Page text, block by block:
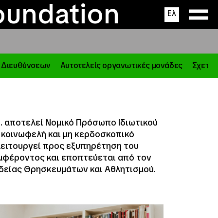
Ελ
Αυτοτελείς οργανωτικές μονάδες
αποτελεί Νομικό Πρόσωπο Ιδιωτικού
κοινωφελή και μη κερδοσκοπικό
προς εξυπηρέτηση του
και εποπτεύεται από τον
Θρησκευμάτων και Αθλητισμού.